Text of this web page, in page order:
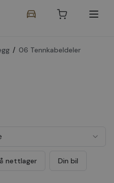
/ 06 Tennkabeldeler
nettlager Din bil